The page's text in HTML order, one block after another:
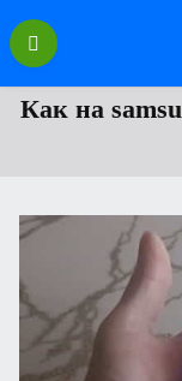
Перейти
содержанию
Как на